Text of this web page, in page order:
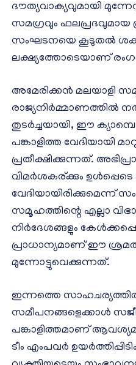
ദൗത്യവാക്യവുമായി
സമഗ്രവും ഫലപ്രദവുമായ
സംഘടനയെ കൂടുതൽ
ലക്ഷ്യത്തോടെയാണ്
അമേരിക്കൻ മലയാളി
രാജ്യനിർമ്മാണത്തിൽ
തുടർച്ചയായി, ഈ
പങ്കാളിത്ത വേദിയായി
പ്രതീക്ഷിക്കുന്നത്.
വിമർശകര്ക്കും
വേദിയായിരിക്കുമെന്ന്
സമൂഹത്തിന്റെ എല്ലാ
നിർദേശങ്ങളും
പ്രാധാന്യമാണ് ഈ
മുന്നോട്ടുവെക്കുന്നത്.
ഇന്നത്തെ
സമീപനങ്ങളെക്കാൾ
പങ്കാളിത്തമാണ്
ടീം എംപവർ